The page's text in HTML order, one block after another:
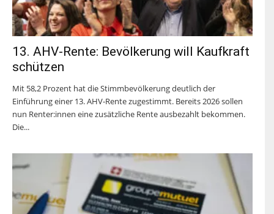
13. AHV-Rente: Bevölkerung will Kaufkraft
schützen
Mit 58,2 Prozent hat die Stimmbevölkerung deutlich der
Einführung einer 13. AHV-Rente zugestimmt. Bereits 2026 sollen
nun Renter:innen eine zusätzliche Rente ausbezahlt bekommen.
Die...